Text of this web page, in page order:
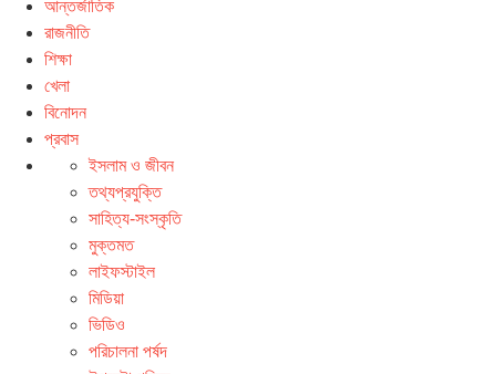
আন্তর্জাতিক
রাজনীতি
শিক্ষা
খেলা
বিনোদন
প্রবাস
ইসলাম ও জীবন
তথ্যপ্রযুক্তি
সাহিত্য-সংস্কৃতি
মুক্তমত
লাইফস্টাইল
মিডিয়া
ভিডিও
পরিচালনা পর্ষদ